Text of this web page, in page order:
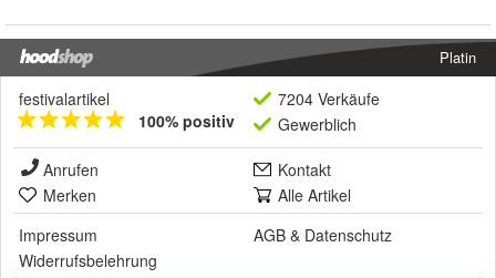
Platin
festivalartikel
100% positiv
7204 Verkäufe
Gewerblich
Anrufen
Kontakt
Merken
Alle Artikel
Impressum
AGB & Datenschutz
Widerrufsbelehrung